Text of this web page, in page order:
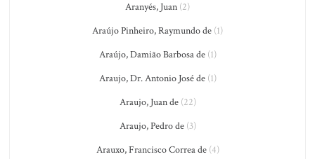
Aranyés, Juan (2)
Araújo Pinheiro, Raymundo de (1)
Araújo, Damião Barbosa de(1)
Araujo, Dr. Antonio José de(1)
Araujo, Juan de(22)
Araujo, Pedro de(3)
Arauxo, Francisco Correa de(4)